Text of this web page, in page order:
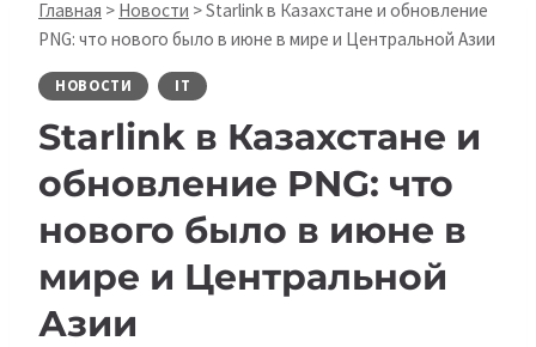
Главная > Новости >Starlink в Казахстане и обновление
PNG: что нового было в июне в мире и Центральной Азии
НОВОСТИ IT
Starlink в Казахстане и
обновление PNG: что
нового было в июне в
мире и Центральной
Азии